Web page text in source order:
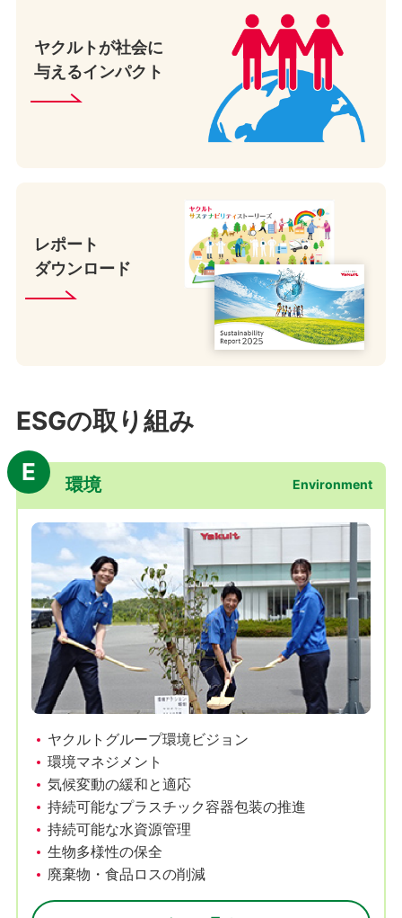
ヤクルトが社会に
与えるインパクト
レポート
ダウンロード
ESGの取り組み
E 環境 Environment
ヤクルトグループ環境ビジョン
環境マネジメント
気候変動の緩和と適応
持続可能なプラスチック容器包装の推進
持続可能な水資源管理
生物多様性の保全
廃棄物・食品ロスの削減